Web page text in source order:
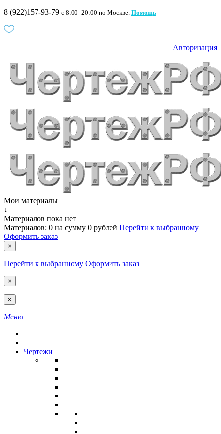
8 (922)157-93-79 c 8:00 -20:00 по Москве. Помощь
Авторизация
Мои материалы
↓
Материалов пока нет
Материалов: 0 на сумму 0 рублей Перейти к выбранному
Оформить заказ
×
Перейти к выбранному Оформить заказ
×
×
Меню
Чертежи